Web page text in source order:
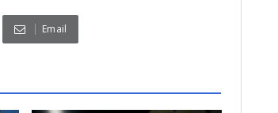
Email